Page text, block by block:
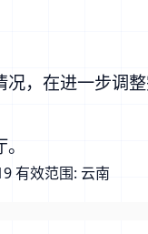
，在进一步调整
有效范围:云南